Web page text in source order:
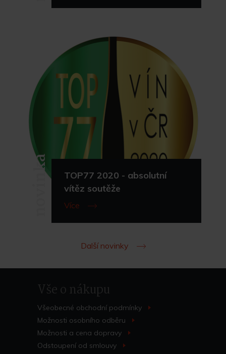
TOP77 2020 - absolutní
vítěz soutěže
novinka Více
Další novinky
Vše o nákupu
Všeobecné obchodní podmínky
Možnosti osobního odběru
Možnosti a cena dopravy
Odstoupení od smlouvy